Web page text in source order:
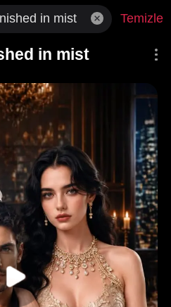
Temizle
in mist